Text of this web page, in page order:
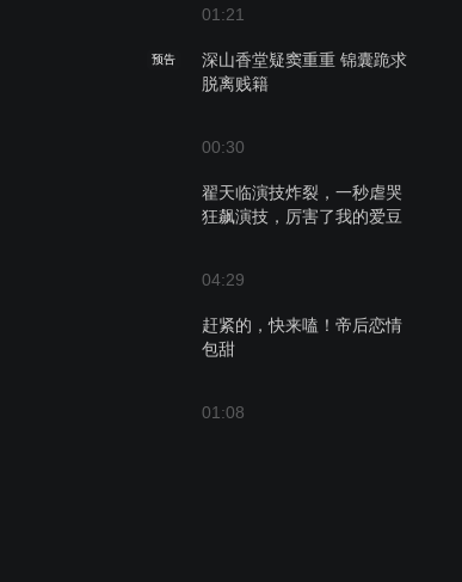
01:21
预告
深山香堂疑窦重重 锦囊跪求
脱离贱籍
00:30
翟天临演技炸裂，一秒虐哭
狂飙演技，厉害了我的爱豆
04:29
赶紧的，快来嗑！帝后恋情
包甜
01:08